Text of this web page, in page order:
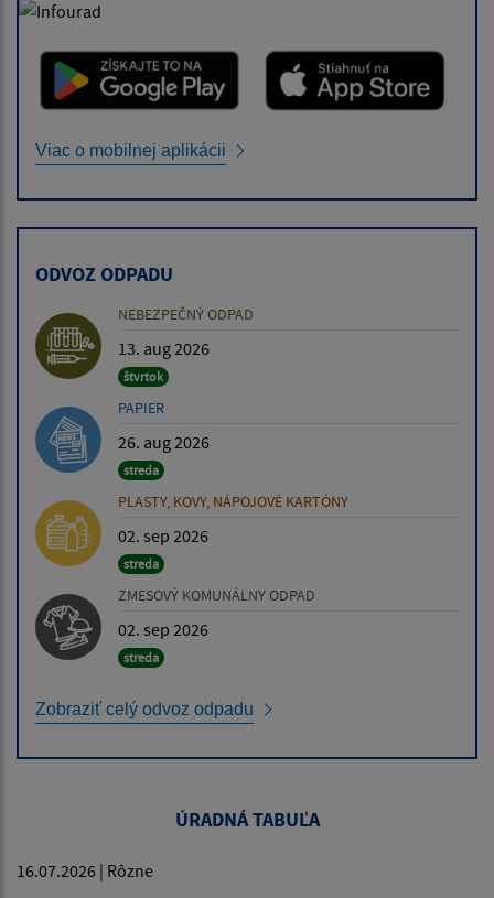
Viac o mobilnej aplikácii
ODVOZ ODPADU
NEBEZPEČNÝ ODPAD
13. aug 2026
štvrtok
PAPIER
26. aug 2026
streda
PLASTY, KOVY, NÁPOJOVÉ KARTÓNY
02. sep 2026
streda
ZMESOVÝ KOMUNÁLNY ODPAD
02. sep 2026
streda
Zobraziť celý odvoz odpadu
ÚRADNÁ TABUĽA
16.07.2026 | Rôzne